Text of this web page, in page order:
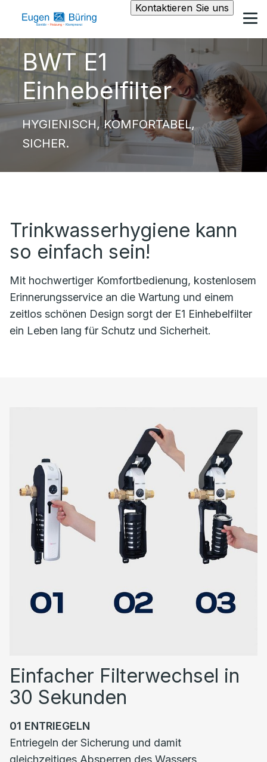
Kontaktieren Sie uns
BWT E1
Einhebelfilter
HYGIENISCH, KOMFORTABEL,
SICHER.
Trinkwasserhygiene kann
so einfach sein!
Mit hochwertiger Komfortbedienung, kostenlosem
Erinnerungsservice an die Wartung und einem
zeitlos schönen Design sorgt der E1 Einhebelfilter
ein Leben lang für Schutz und Sicherheit.
Einfacher Filterwechsel in
30 Sekunden
01 ENTRIEGELN
Entriegeln der Sicherung und damit
gleichzeitiges Absperren des Wassers